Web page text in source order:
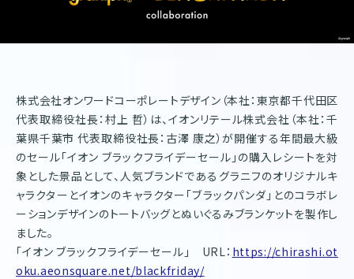
Copyright(C)2025 Onward Corporate Design CO., Ltd.
電子公告（2024年3月28日以前）
株式会社オンワードコーポレートデザイン（本社：東京都千代田区
代表取締役社長：村上 哲）は、イオンリテール株式会社（本社：千
葉県千葉市 代表取締役社長：古澤 康之）が開催する年間最大級
のセール「イオン ブラックフライデーセール」の購入レシートを対
象とした景品として、人気ブランドであるグラニフのオリジナルキ
ャラクターとイオンのキャラクター「ブラックパンダ」とのコラボレ
ーションデザインのトートバッグとぬいぐるみブランケットを製作し
ました。
「イオン ブラックフライデーセール」 URL： https://chirashi.ot
oku.aeonsquare.net/blackfriday/